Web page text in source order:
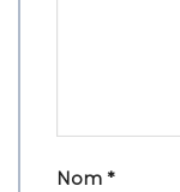
Nom *